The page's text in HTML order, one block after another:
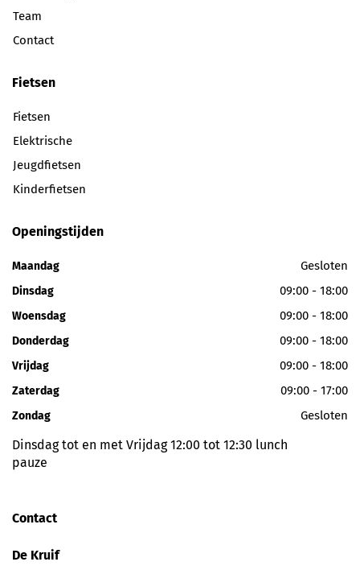
Team
Contact
Fietsen
Fietsen
Elektrische
Jeugdfietsen
Kinderfietsen
Openingstijden
Maandag Gesloten
Dinsdag 09:00 - 18:00
Woensdag 09:00 - 18:00
Donderdag 09:00 - 18:00
Vrijdag 09:00 - 18:00
Zaterdag 09:00 - 17:00
Zondag Gesloten
Dinsdag tot en met Vrijdag 12:00 tot 12:30 lunch
pauze
Contact
De Kruif